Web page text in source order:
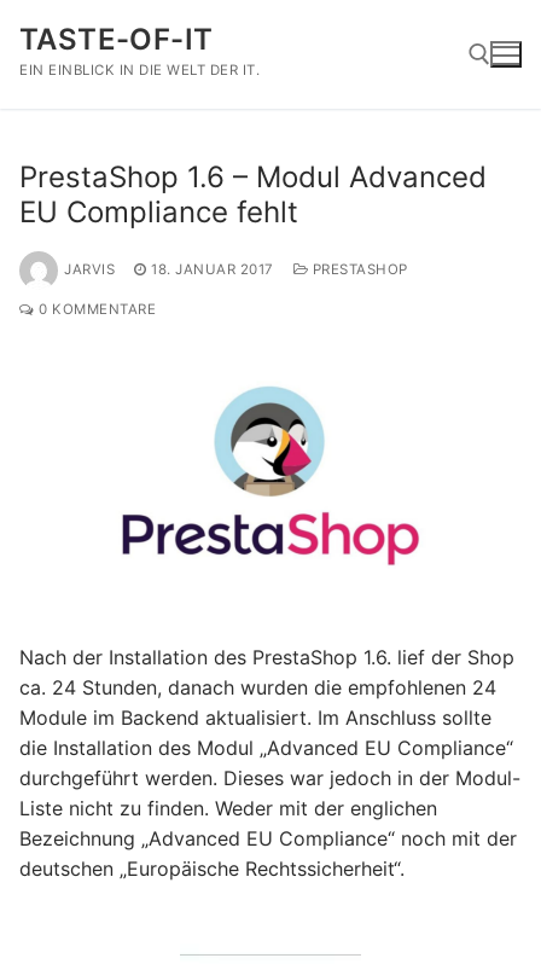
Inhalt
springen
TASTE-OF-IT
EIN EINBLICK IN DIE WELT DER IT.
PrestaShop 1.6 – Modul Advanced
EU Compliance fehlt
JARVIS 18. JANUAR 2017 PRESTASHOP
0 KOMMENTARE
Nach der Installation des PrestaShop 1.6. lief der Shop
ca. 24 Stunden, danach wurden die empfohlenen 24
Module im Backend aktualisiert. Im Anschluss sollte
die Installation des Modul „Advanced EU Compliance“
durchgeführt werden. Dieses war jedoch in der Modul-
Liste nicht zu finden. Weder mit der englichen
Bezeichnung „Advanced EU Compliance“ noch mit der
deutschen „Europäische Rechtssicherheit“.